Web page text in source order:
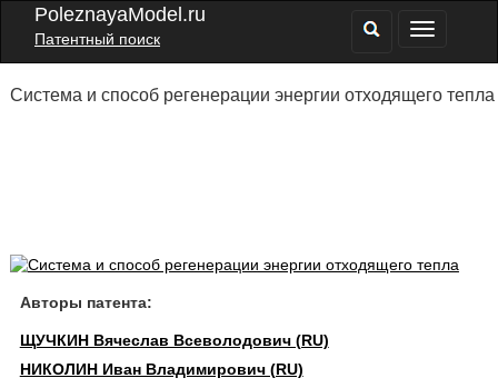
PoleznayaModel.ru
Патентный поиск
Система и способ регенерации энергии отходящего тепла
Авторы патента:
ЩУЧКИН Вячеслав Всеволодович (RU)
НИКОЛИН Иван Владимирович (RU)